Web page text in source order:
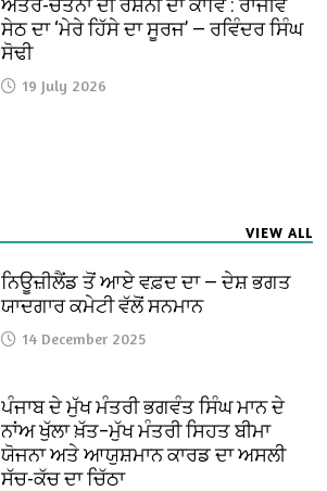
ਸੇਠ ਦਾ ‘ਮੇਰੇ ਹਿੱਸੇ ਦਾ ਸੂਰਜ’ — ਰਵਿੰਦਰ ਸਿੰਘ
ਸੋਢੀ
19 July 2026
VIEW ALL
ਨਿਊਜ਼ੀਲੈਂਡ ਤੋਂ ਆਏ ਵਫ਼ਦ ਦਾ — ਦੇਸ਼ ਭਗਤ
ਯਾਦਗਾਰ ਕਮੇਟੀ ਵੱਲੋਂ ਸਨਮਾਨ
14 December 2025
ਪੰਜਾਬ ਦੇ ਮੁੱਖ ਮੰਤਰੀ ਭਗਵੰਤ ਸਿੰਘ ਮਾਨ ਦੇ
ਨਾਂਅ ਖੁੱਲਾ ਖ਼ੱਤ–ਮੁੱਖ ਮੰਤਰੀ ਸਿਹਤ ਬੀਮਾ
ਯੋਜਨਾ ਅਤੇ ਆਯੁਸ਼ਮਾਨ ਕਾਰਡ ਦਾ ਅਸਲੀ
ਸੱਚ-ਕੱਚ ਦਾ ਚਿੱਠਾ